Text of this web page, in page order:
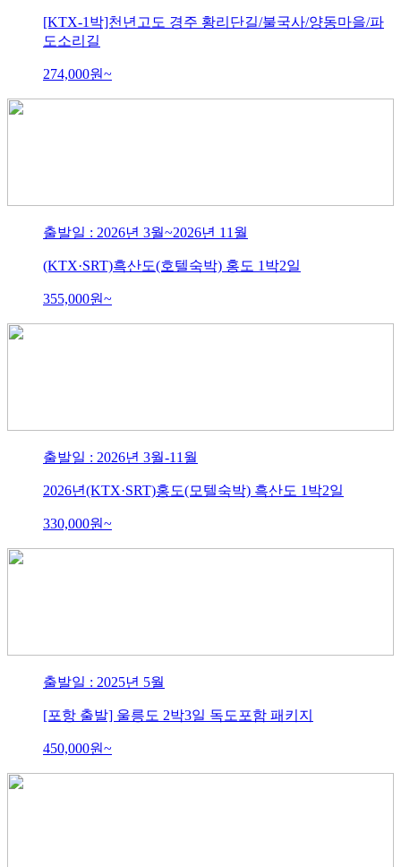
[KTX-1박]천년고도 경주 황리단길/불국사/양동마을/파
도소리길
274,000원~
출발일 : 2026년 3월~2026년 11월
(KTX·SRT)흑산도(호텔숙박) 홍도 1박2일
355,000원~
출발일 : 2026년 3월-11월
2026년(KTX·SRT)홍도(모텔숙박) 흑산도 1박2일
330,000원~
출발일 : 2025년 5월
[포항 출발] 울릉도 2박3일 독도포함 패키지
450,000원~